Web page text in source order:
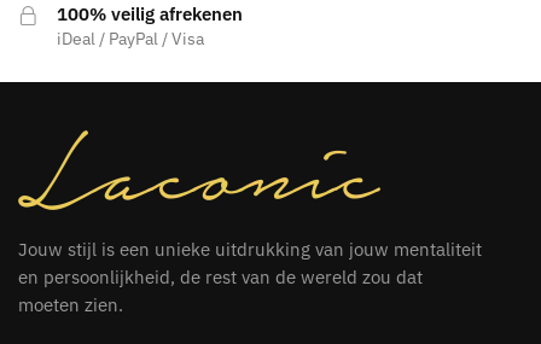
100% veilig afrekenen
iDeal / PayPal / Visa
Jouw stijl is een unieke uitdrukking van jouw mentaliteit
en persoonlijkheid, de rest van de wereld zou dat
moeten zien.